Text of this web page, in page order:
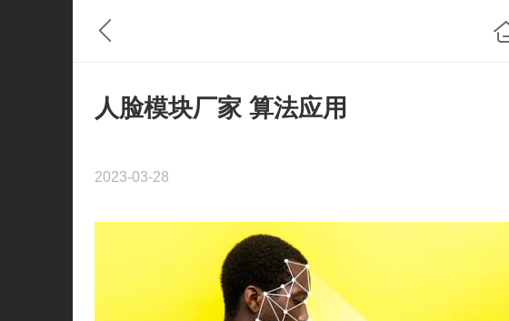
人脸模块厂家 算法应用
2023-03-28